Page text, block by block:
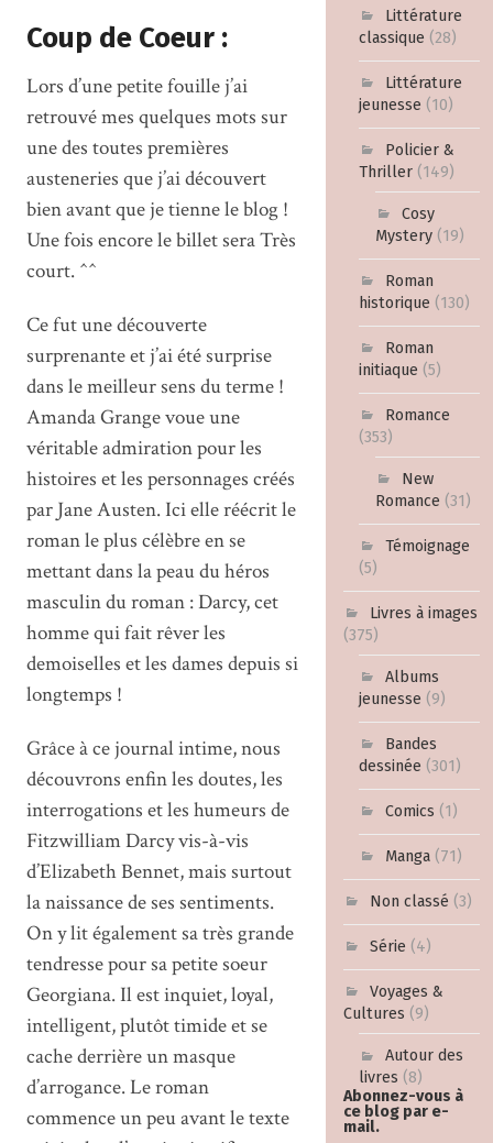
Littérature
classique (28)
Littérature
jeunesse (10)
Policier &
Thriller (149)
Cosy
Mystery(19)
Roman
historique (130)
Roman
initiaque (5)
Romance
(353)
New
Romance (31)
Témoignage
(5)
Livres à images
(375)
Albums
jeunesse (9)
Bandes
dessinée (301)
Comics (1)
Manga (71)
Non classé (3)
Série (4)
Voyages &
Cultures (9)
Autour des
livres (8)
Abonnez-vous à
ce blog par e-
mail.
Coup de Coeur :
Lors d’une petite fouille j’ai
retrouvé mes quelques mots sur
une des toutes premières
austeneries que j’ai découvert
bien avant que je tienne le blog !
Une fois encore le billet sera Très
court. ^^
Ce fut une découverte
surprenante et j’ai été surprise
dans le meilleur sens du terme !
Amanda Grange voue une
véritable admiration pour les
histoires et les personnages créés
par Jane Austen. Ici elle réécrit le
roman le plus célèbre en se
mettant dans la peau du héros
masculin du roman : Darcy, cet
homme qui fait rêver les
demoiselles et les dames depuis si
longtemps !
Grâce à ce journal intime, nous
découvrons enfin les doutes, les
interrogations et les humeurs de
Fitzwilliam Darcy vis-à-vis
d’Elizabeth Bennet, mais surtout
la naissance de ses sentiments.
On y lit également sa très grande
tendresse pour sa petite soeur
Georgiana. Il est inquiet, loyal,
intelligent, plutôt timide et se
cache derrière un masque
d’arrogance. Le roman
commence un peu avant le texte